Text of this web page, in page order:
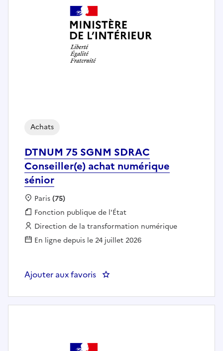
DTNUM 75 SGNM SDRAC
Conseiller(e) achat numérique
sénior
Achats
Localisation :
Paris(75)
Fonction publique :
Fonction publique de l'État
Employeur :
Direction de la transformation numérique
En ligne depuis le 24 juillet 2026
Ajouter aux favoris : DTNUM 75 SGNM SDRAC